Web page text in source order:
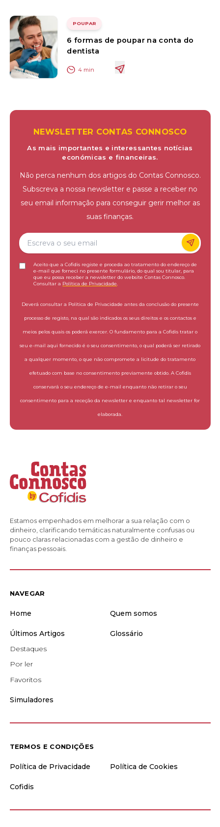
POUPAR
6 formas de poupar na conta do
dentista
4 min
NEWSLETTER CONTAS CONNOSCO
As mais importantes e interessantes notícias
económicas e financeiras.
Não perca nenhum dos artigos do Contas Connosco.
Subscreva a nossa newsletter e passe a receber no
seu email informação para conseguir gerir melhor as
suas finanças.
Aceito que a Cofidis registe e proceda ao tratamento do endereço de
e-mail que forneci no presente formulário, do qual sou titular, para
que eu possa receber a newsletter do website Contas Connosco.
Consultar a Política de Privacidade
Deverá consultar a Política de Privacidade antes da conclusão do presente
processo de registo, na qual são indicados os seus direitos e os contactos e
meios pelos quais os poderá exercer. O fundamento para a Cofidis tratar o
seu e-mail aqui fornecido é o seu consentimento, o qual poderá ser retirado
a qualquer momento, o que não compromete a licitude do tratamento
efetuado com base no consentimento previamente obtido. A Cofidis
conservará o seu endereço de e-mail enquanto não retirar o seu
consentimento para a receção da newsletter e enquanto tal newsletter for
elaborada.
Estamos empenhados em melhorar a sua relação com o
dinheiro, clarificando temáticas naturalmente confusas ou
pouco claras relacionadas com a gestão de dinheiro e
finanças pessoais.
NAVEGAR
Home Quem somos
Últimos Artigos
Destaques
Por ler
Favoritos
Glossário
Simuladores
TERMOS E CONDIÇÕES
Política de Privacidade Política de Cookies
Cofidis